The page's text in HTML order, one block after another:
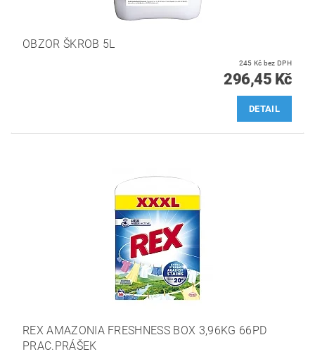
OBZOR ŠKROB 5L
245 Kč bez DPH
296,45 Kč
DETAIL
REX AMAZONIA FRESHNESS BOX 3,96KG 66PD
PRAC.PRÁŠEK